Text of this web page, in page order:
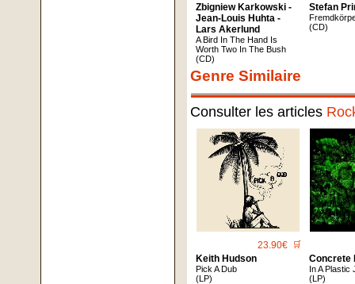
Zbigniew Karkowski -
Jean-Louis Huhta -
Lars Akerlund
A Bird In The Hand Is
Worth Two In The Bush
(CD)
Stefan
(CD)
Genre Similaire
Consulter les articles
23.90€ 🛒
Keith Hudson
Pick A Dub
(LP)
Concrete
In A Plastic
(LP)